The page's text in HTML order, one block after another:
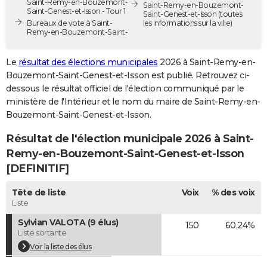
Destinations
City break
Voyage nature
Voyage de noces
Forum
PHOTO
GUIDES D'ACHAT
BONS PLANS
CARTE DE VOEUX
DICTIONNAIRE
Dictionnaire
Biographies
Citations
Expressions
Proverbes
PROGRAMME TV
COPAINS D'AVANT
FORUM
Bricolage
Lifestyle
Culture
Sport
Auto
Television
Voyage
Cinema
Saint-Remy-en-Bouzemont-
Saint-Genest-et-Isson - Tour 1
Bureaux de vote à Saint-
Remy-en-Bouzemont-Saint-
Saint-Remy-en-Bouzemont-
Saint-Genest-et-Isson (toutes
les informations sur la ville)
Le résultat des élections municipales 2026 à Saint-Remy-en-
Bouzemont-Saint-Genest-et-Isson est publié. Retrouvez ci-
dessous le résultat officiel de l'élection communiqué par le
ministère de l'Intérieur et le nom du maire de Saint-Remy-en-
Bouzemont-Saint-Genest-et-Isson.
Résultat de l'élection municipale 2026 à Saint-
Remy-en-Bouzemont-Saint-Genest-et-Isson
[DEFINITIF]
Tête de liste
Liste
Voix % des voix
Sylvian VALOTA (9 élus)
Liste sortante
Voir la liste des élus
150 60,24%